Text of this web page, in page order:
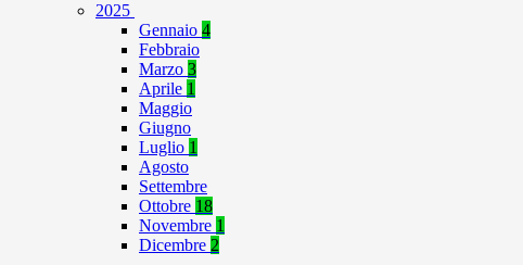
2025
Gennaio 4
Febbraio
Marzo 3
Aprile 1
Maggio
Giugno
Luglio 1
Agosto
Settembre
Ottobre 18
Novembre 1
Dicembre 2